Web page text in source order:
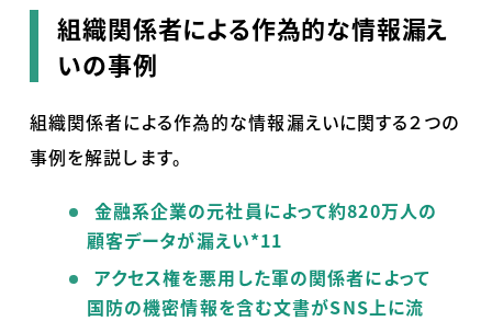
組織関係者による作為的な情報漏え
いの事例
組織関係者による作為的な情報漏えいに関する２つの
事例を解説します。
金融系企業の元社員によって約820万人の
顧客データが漏えい*11
アクセス権を悪用した軍の関係者によって
国防の機密情報を含む文書がSNS上に流